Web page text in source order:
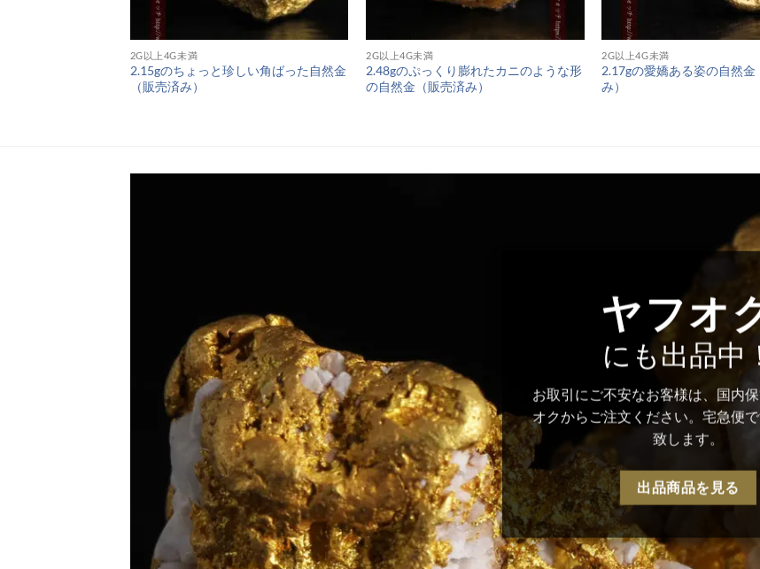
2G以上4G未満
2.15gのちょっと珍しい角ばった自然金
（販売済み）
2G以上4G未満
2.48gのぷっくり膨れたカニのような形
の自然金（販売済み）
2G以上4G未満
2.17gの愛嬌ある姿の自然金
み）
ヤフオ
にも出品中
お取引にご不安なお客様は、国内
オクからご注文ください。宅急便
致します。
出品商品を見る